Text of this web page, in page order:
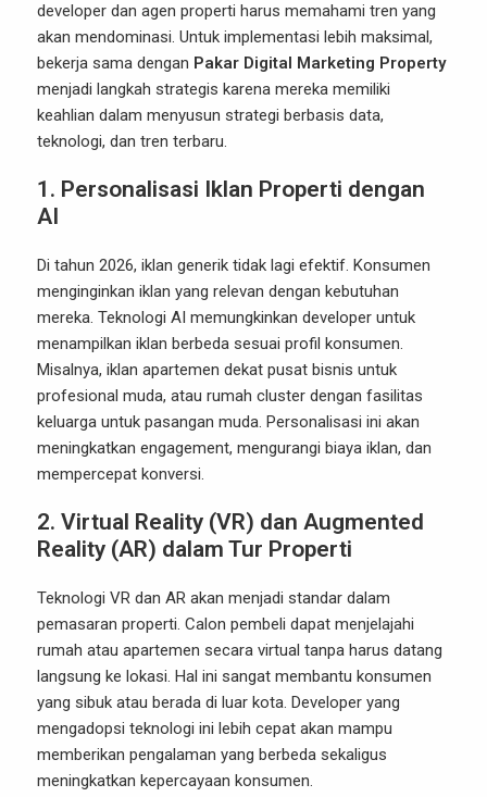
developer dan agen properti harus memahami tren yang
akan mendominasi. Untuk implementasi lebih maksimal,
bekerja sama dengan Pakar Digital Marketing Property
menjadi langkah strategis karena mereka memiliki
keahlian dalam menyusun strategi berbasis data,
teknologi, dan tren terbaru.
1. Personalisasi Iklan Properti dengan
AI
Di tahun 2026, iklan generik tidak lagi efektif. Konsumen
menginginkan iklan yang relevan dengan kebutuhan
mereka. Teknologi AI memungkinkan developer untuk
menampilkan iklan berbeda sesuai profil konsumen.
Misalnya, iklan apartemen dekat pusat bisnis untuk
profesional muda, atau rumah cluster dengan fasilitas
keluarga untuk pasangan muda. Personalisasi ini akan
meningkatkan engagement, mengurangi biaya iklan, dan
mempercepat konversi.
2. Virtual Reality (VR) dan Augmented
Reality (AR) dalam Tur Properti
Teknologi VR dan AR akan menjadi standar dalam
pemasaran properti. Calon pembeli dapat menjelajahi
rumah atau apartemen secara virtual tanpa harus datang
langsung ke lokasi. Hal ini sangat membantu konsumen
yang sibuk atau berada di luar kota. Developer yang
mengadopsi teknologi ini lebih cepat akan mampu
memberikan pengalaman yang berbeda sekaligus
meningkatkan kepercayaan konsumen.